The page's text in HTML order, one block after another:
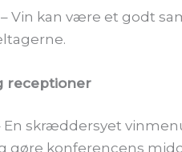
– Vin kan være et godt
receptioner
En skræddersyet
gøre konferencens